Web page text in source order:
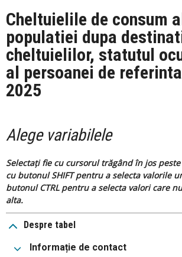
Cheltuielile de consum
populatiei dupa
cheltuielilor, statutul
al persoanei de
2025
Alege variabilele
Selectați fie cu cursorul trăgând în jos
cu butonul SHIFT pentru a selecta valorile
butonul CTRL pentru a selecta valori care
alta.
Despre tabel
Informație de contact